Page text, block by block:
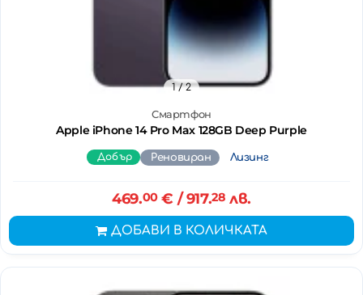
Смартфон
Apple iPhone 14 Pro Max 128GB Deep Purple
1/ 2
Добър Реновиран Лизинг
469.00€ / 917.28 лв.
ДОБАВИ В КОЛИЧКАТА